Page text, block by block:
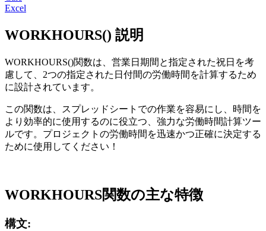
Excel
WORKHOURS() 説明
WORKHOURS()関数は、営業日期間と指定された祝日を考
慮して、2つの指定された日付間の労働時間を計算するため
に設計されています。
この関数は、スプレッドシートでの作業を容易にし、時間を
より効率的に使用するのに役立つ、強力な労働時間計算ツー
ルです。プロジェクトの労働時間を迅速かつ正確に決定する
ために使用してください！
WORKHOURS関数の主な特徴
構文: